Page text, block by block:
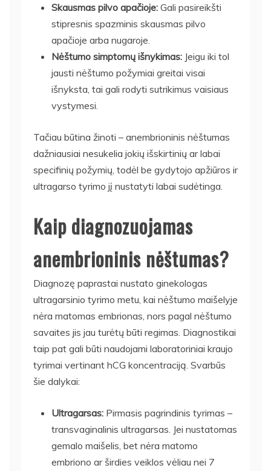
Skausmas pilvo apačioje: Gali pasireikšti
stipresnis spazminis skausmas pilvo
apačioje arba nugaroje.
Nėštumo simptomų išnykimas: Jeigu iki tol
jausti nėštumo požymiai greitai visai
išnyksta, tai gali rodyti sutrikimus vaisiaus
vystymesi.
Tačiau būtina žinoti – anembrioninis nėštumas
dažniausiai nesukelia jokių išskirtinių ar labai
specifinių požymių, todėl be gydytojo apžiūros ir
ultragarso tyrimo jį nustatyti labai sudėtinga.
Kaip diagnozuojamas
anembrioninis nėštumas?
Diagnozę paprastai nustato ginekologas
ultragarsinio tyrimo metu, kai nėštumo maišelyje
nėra matomas embrionas, nors pagal nėštumo
savaites jis jau turėtų būti regimas. Diagnostikai
taip pat gali būti naudojami laboratoriniai kraujo
tyrimai vertinant hCG koncentraciją. Svarbūs
šie dalykai:
Ultragarsas: Pirmasis pagrindinis tyrimas –
transvaginalinis ultragarsas. Jei nustatomas
gemalo maišelis, bet nėra matomo
embriono ar širdies veiklos vėliau nei 7